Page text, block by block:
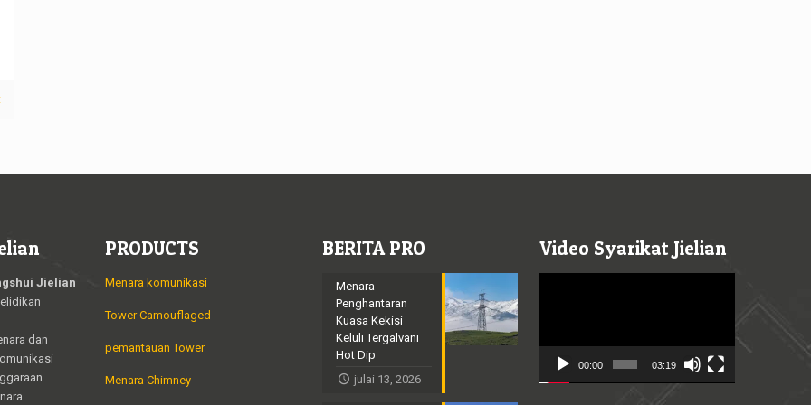
Jielian
dan
PRODUCTS
Menara komunikasi
Tower Camouflaged
pemantauan Tower
Menara Chimney
BERITA PRO
Menara
Penghantaran
Kuasa Kekisi
Keluli Tergalvani
Hot Dip
julai 13, 2026
Video Syarikat Jielian
00:00 03:19